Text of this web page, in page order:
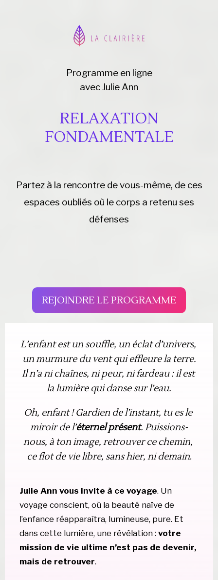
Programme en ligne
avec Julie Ann
RELAXATION
FONDAMENTALE
Partez à la rencontre de vous-même, de ces
espaces oubliés où le corps a retenu ses
défenses
REJOINDRE LE PROGRAMME
L’enfant est un souffle, un éclat d’univers,
un murmure du vent qui effleure la terre.
Il n’a ni chaînes, ni peur, ni fardeau : il est
la lumière qui danse sur l’eau.
Oh, enfant ! Gardien de l’instant, tu es le
miroir de l’éternel présent. Puissions-
nous, à ton image, retrouver ce chemin,
ce flot de vie libre, sans hier, ni demain.
Julie Ann vous invite à ce voyage. Un
voyage conscient, où la beauté naïve de
l’enfance réapparaîtra, lumineuse, pure. Et
dans cette lumière, une révélation : votre
mission de vie ultime n’est pas de devenir,
mais de retrouver.